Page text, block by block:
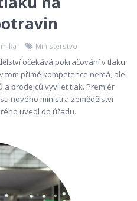
Ministerstvo
očekává pokračování v tlaku
tom přímé kompetence nemá, ale
a prodejců vyvíjet tlak. Premiér
nového ministra zemědělství
uvedl do úřadu.